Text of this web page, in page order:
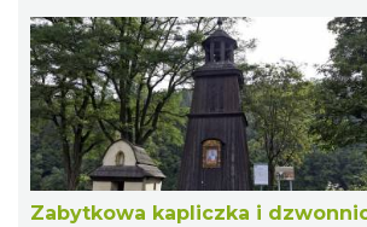
Zabytkowa kapliczka i